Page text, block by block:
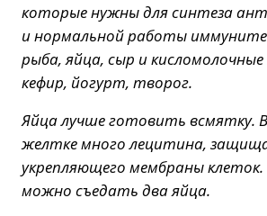
которые нужны для синтеза
и нормальной работы
рыба, яйца, сыр и
кефир, йогурт, творог.
Яйца лучше готовить всмятку.
желтке много лецитина,
укрепляющего мембраны
можно съедать два яйца.